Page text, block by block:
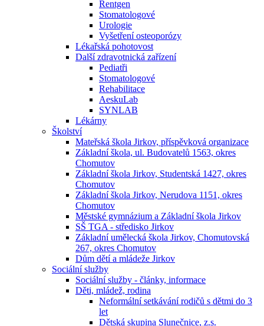
Rentgen
Stomatologové
Urologie
Vyšetření osteoporózy
Lékařská pohotovost
Další zdravotnická zařízení
Pediatři
Stomatologové
Rehabilitace
AeskuLab
SYNLAB
Lékárny
Školství
Mateřská škola Jirkov, příspěvková organizace
Základní škola, ul. Budovatelů 1563, okres
Chomutov
Základní škola Jirkov, Studentská 1427, okres
Chomutov
Základní škola Jirkov, Nerudova 1151, okres
Chomutov
Městské gymnázium a Základní škola Jirkov
SŠ TGA - středisko Jirkov
Základní umělecká škola Jirkov, Chomutovská
267, okres Chomutov
Dům dětí a mládeže Jirkov
Sociální služby
Sociální služby - články, informace
Děti, mládež, rodina
Neformální setkávání rodičů s dětmi do 3
let
Dětská skupina Slunečnice, z.s.